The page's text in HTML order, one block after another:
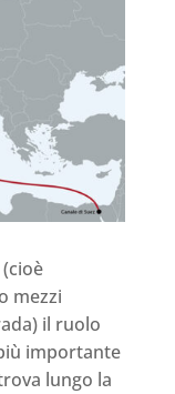
mezzi
il ruolo
importante
lungo la